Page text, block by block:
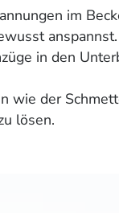
im
anspannst.
in den
wie der
lösen.